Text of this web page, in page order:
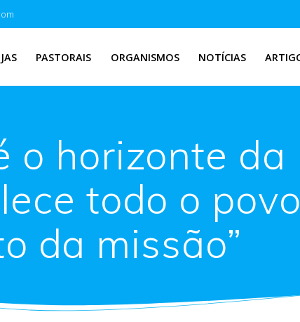
PASTORAIS ORGANISMOS NOTÍCIAS
o horizonte da
todo o
da missão”